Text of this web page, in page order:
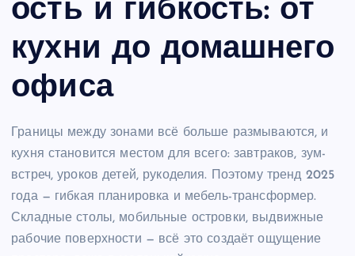
ость и гибкость: от
кухни до домашнего
офиса
Границы между зонами всё больше размываются, и
кухня становится местом для всего: завтраков, зум-
встреч, уроков детей, рукоделия. Поэтому тренд 2025
года — гибкая планировка и мебель-трансформер.
Складные столы, мобильные островки, выдвижные
рабочие поверхности — всё это создаёт ощущение